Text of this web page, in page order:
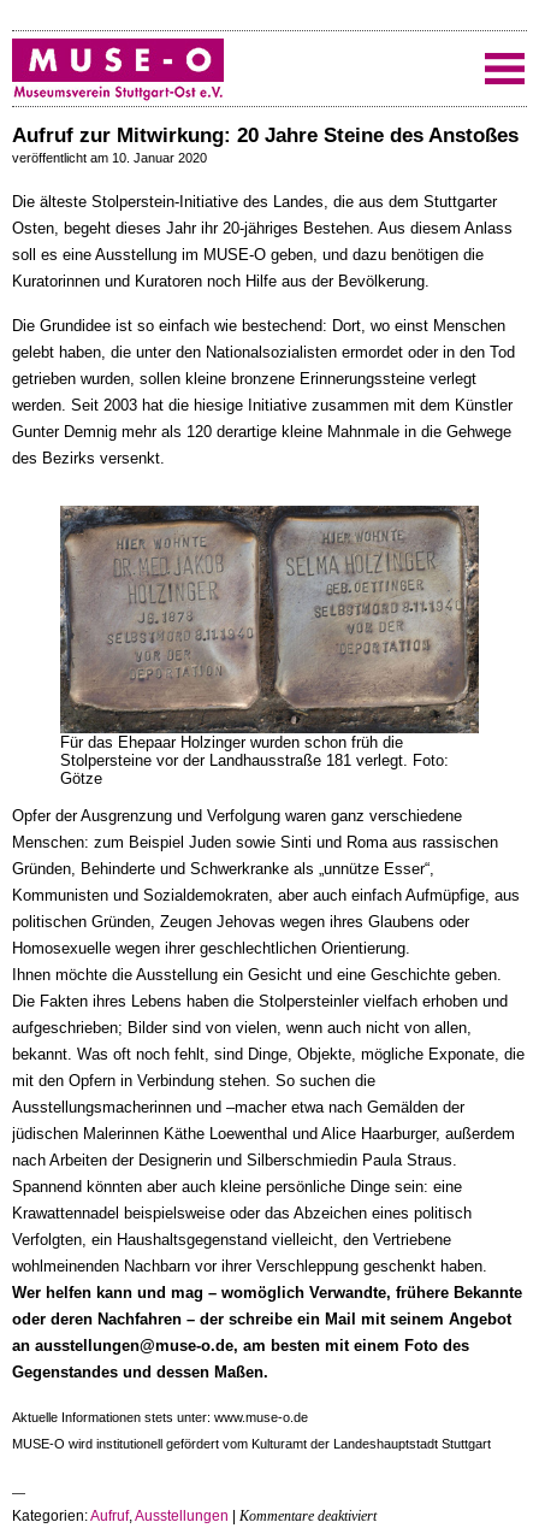
Aufruf zur Mitwirkung: 20 Jahre Steine des Anstoßes
veröffentlicht am 10. Januar 2020
Die älteste Stolperstein-Initiative des Landes, die aus dem Stuttgarter
Osten, begeht dieses Jahr ihr 20-jähriges Bestehen. Aus diesem Anlass
soll es eine Ausstellung im MUSE-O geben, und dazu benötigen die
Kuratorinnen und Kuratoren noch Hilfe aus der Bevölkerung.
Die Grundidee ist so einfach wie bestechend: Dort, wo einst Menschen
gelebt haben, die unter den Nationalsozialisten ermordet oder in den Tod
getrieben wurden, sollen kleine bronzene Erinnerungssteine verlegt
werden. Seit 2003 hat die hiesige Initiative zusammen mit dem Künstler
Gunter Demnig mehr als 120 derartige kleine Mahnmale in die Gehwege
des Bezirks versenkt.
Für das Ehepaar Holzinger wurden schon früh die
Stolpersteine vor der Landhausstraße 181 verlegt. Foto:
Götze
Opfer der Ausgrenzung und Verfolgung waren ganz verschiedene
Menschen: zum Beispiel Juden sowie Sinti und Roma aus rassischen
Gründen, Behinderte und Schwerkranke als „unnütze Esser“,
Kommunisten und Sozialdemokraten, aber auch einfach Aufmüpfige, aus
politischen Gründen, Zeugen Jehovas wegen ihres Glaubens oder
Homosexuelle wegen ihrer geschlechtlichen Orientierung.
Ihnen möchte die Ausstellung ein Gesicht und eine Geschichte geben.
Die Fakten ihres Lebens haben die Stolpersteinler vielfach erhoben und
aufgeschrieben; Bilder sind von vielen, wenn auch nicht von allen,
bekannt. Was oft noch fehlt, sind Dinge, Objekte, mögliche Exponate, die
mit den Opfern in Verbindung stehen. So suchen die
Ausstellungsmacherinnen und –macher etwa nach Gemälden der
jüdischen Malerinnen Käthe Loewenthal und Alice Haarburger, außerdem
nach Arbeiten der Designerin und Silberschmiedin Paula Straus.
Spannend könnten aber auch kleine persönliche Dinge sein: eine
Krawattennadel beispielsweise oder das Abzeichen eines politisch
Verfolgten, ein Haushaltsgegenstand vielleicht, den Vertriebene
wohlmeinenden Nachbarn vor ihrer Verschleppung geschenkt haben.
Wer helfen kann und mag – womöglich Verwandte, frühere Bekannte
oder deren Nachfahren – der schreibe ein Mail mit seinem Angebot
an ausstellungen@muse-o.de, am besten mit einem Foto des
Gegenstandes und dessen Maßen.
Aktuelle Informationen stets unter: www.muse-o.de
MUSE-O wird institutionell gefördert vom Kulturamt der Landeshauptstadt Stuttgart
Kategorien:Aufruf,Ausstellungen Kommentare deaktiviertfür